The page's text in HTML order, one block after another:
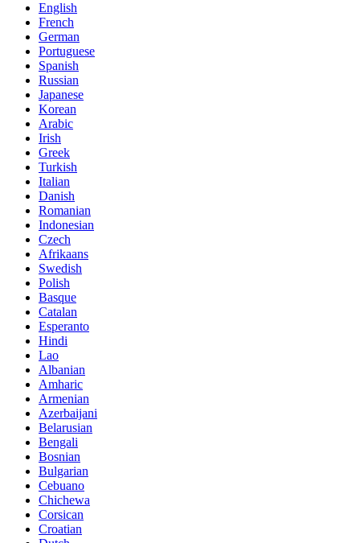
English
French
German
Portuguese
Spanish
Russian
Japanese
Korean
Arabic
Irish
Greek
Turkish
Italian
Danish
Romanian
Indonesian
Czech
Afrikaans
Swedish
Polish
Basque
Catalan
Esperanto
Hindi
Lao
Albanian
Amharic
Armenian
Azerbaijani
Belarusian
Bengali
Bosnian
Bulgarian
Cebuano
Chichewa
Corsican
Croatian